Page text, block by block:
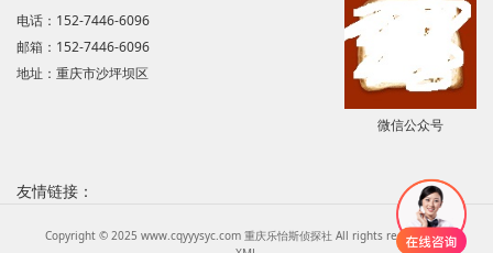
电话：152-7446-6096
邮箱：152-7446-6096
地址：重庆市沙坪坝区
微信公众号
友情链接：
Copyright © 2025 www.cqyyysyc.com 重庆乐怡斯侦探社 All rights reserved.